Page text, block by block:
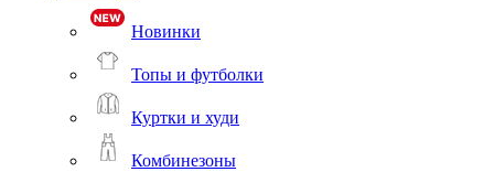
Новинки
Топы и футболки
Куртки и худи
Комбинезоны